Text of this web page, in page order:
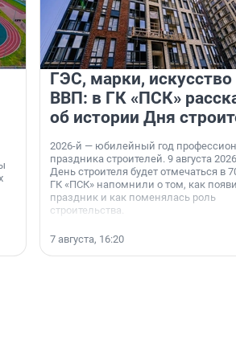
ГЭС, марки, искусство
ВВП: в ГК «ПСК»
об истории Дня
2026-й — юбилейный год
праздника строителей. 9 августа
День строителя будет отмечаться в
ГК «ПСК» напомнили о том, как
праздник и как поменялась роль
строительства.
7 августа, 16:20